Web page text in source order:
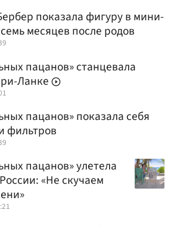
показала фигуру в мини-
месяцев после родов
пацанов» станцевала
Ланке
пацанов» показала себя
фильтров
пацанов» улетела
«Не скучаем